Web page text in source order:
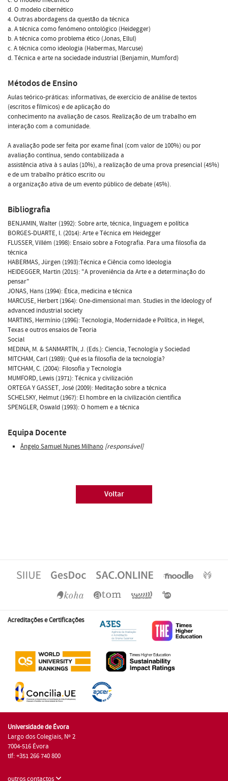
d. O modelo cibernético
4. Outras abordagens da questão da técnica
a. A técnica como fenómeno ontológico (Heidegger)
b. A técnica como problema ético (Jonas, Ellul)
c. A técnica como ideologia (Habermas, Marcuse)
d. Técnica e arte na sociedade industrial (Benjamin, Mumford)
Métodos de Ensino
Aulas teórico-práticas: informativas, de exercício de análise de textos
(escritos e fílmicos) e de aplicação do
conhecimento na avaliação de casos. Realização de um trabalho em
interação com a comunidade.
A avaliação pode ser feita por exame final (com valor de 100%) ou por
avaliação contínua, sendo contabilizada a
assistência ativa à s aulas (10%), a realização de uma prova presencial (45%)
e de um trabalho prático escrito ou
a organização ativa de um evento público de debate (45%).
Bibliografia
BENJAMIN, Walter (1992): Sobre arte, técnica, linguagem e política
BORGES-DUARTE, I. (2014): Arte e Técnica em Heidegger
FLUSSER, Villém (1998): Ensaio sobre a Fotografia. Para uma filosofia da
técnica
HABERMAS, Jürgen (1993):Técnica e Ciência como Ideologia
HEIDEGGER, Martin (2015): "A proveniência da Arte e a determinação do
pensar"
JONAS, Hans (1994): Ética, medicina e técnica
MARCUSE, Herbert (1964): One-dimensional man. Studies in the Ideology of
advanced industrial society
MARTINS, Hermínio (1996): Tecnologia, Modernidade e Política, in Hegel,
Texas e outros ensaios de Teoria
Social
MEDINA, M. & SANMARTÍN, J. (Eds.): Ciencia, Tecnología y Sociedad
MITCHAM, Carl (1989): Qué es la filosofía de la tecnología?
MITCHAM, C. (2004): Filosofía y Tecnología
MUMFORD, Lewis (1971): Técnica y civilización
ORTEGA Y GASSET, José (2009): Meditação sobre a técnica
SCHELSKY, Helmut (1967): El hombre en la civilización científica
SPENGLER, Oswald (1993): O homem e a técnica
Equipa Docente
Ângelo Samuel Nunes Milhano [responsável]
Voltar
Acreditações e Certificações
Universidade de Évora
Largo dos Colegiais, Nº 2
7004-516 Évora
tlf: +351 266 740 800
outros contactos